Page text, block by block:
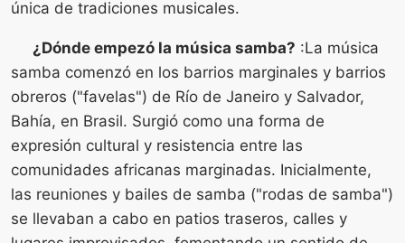
única de tradiciones musicales.
¿Dónde empezó la música samba? :La música
samba comenzó en los barrios marginales y barrios
obreros ("favelas") de Río de Janeiro y Salvador,
Bahía, en Brasil. Surgió como una forma de
expresión cultural y resistencia entre las
comunidades africanas marginadas. Inicialmente,
las reuniones y bailes de samba ("rodas de samba")
se llevaban a cabo en patios traseros, calles y